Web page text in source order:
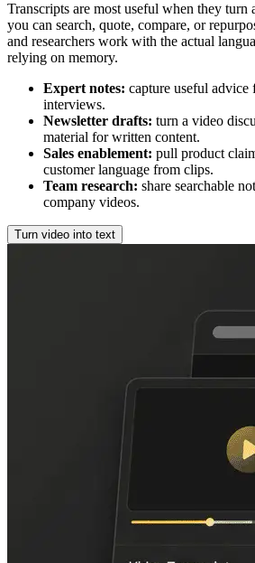
Transcripts are most useful when they turn
you can search, quote, compare, or
and researchers work with the actual
relying on memory.
Expert notes: capture useful advice
interviews.
Newsletter drafts: turn a video
material for written content.
Sales enablement: pull product
customer language from clips.
Team research: share searchable
company videos.
Turn video into text